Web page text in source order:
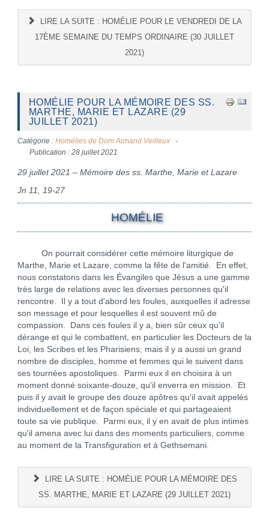
LIRE LA SUITE : HOMÉLIE POUR LE VENDREDI DE LA
17ÈME SEMAINE DU TEMPS ORDINAIRE (30 JUILLET
2021)
HOMÉLIE POUR LA MÉMOIRE DES SS.
MARTHE, MARIE ET LAZARE (29
JUILLET 2021)
Catégorie : Homélies de Dom Armand Veilleux
Publication : 28 juillet 2021
29 juillet 2021 – Mémoire des ss. Marthe, Marie et Lazare
Jn 11, 19-27
HOMÉLIE
On pourrait considérer cette mémoire liturgique de
Marthe, Marie et Lazare, comme la fête de l'amitié. En effet,
nous constatons dans les Évangiles que Jésus a une gamme
très large de relations avec les diverses personnes qu'il
rencontre. Il y a tout d'abord les foules, auxquelles il adresse
son message et pour lesquelles il est souvent mû de
compassion. Dans ces foules il y a, bien sûr ceux qu'il
dérange et qui le combattent, en particulier les Docteurs de la
Loi, les Scribes et les Pharisiens; mais il y a aussi un grand
nombre de disciples, homme et femmes qui le suivent dans
ses tournées apostoliques. Parmi eux il en choisira à un
moment donné soixante-douze, qu'il enverra en mission. Et
puis il y avait le groupe des douze apôtres qu'il avait appelés
individuellement et de façon spéciale et qui partageaient
toute sa vie publique. Parmi eux, il y en avait de plus intimes
qu'il amena avec lui dans des moments particuliers, comme
au moment de la Transfiguration et à Gethsemani.
LIRE LA SUITE : HOMÉLIE POUR LA MÉMOIRE DES
SS. MARTHE, MARIE ET LAZARE (29 JUILLET 2021)